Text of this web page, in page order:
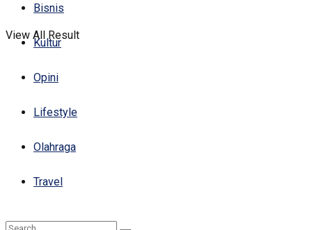
Bisnis
Kultur
Opini
Lifestyle
Olahraga
Travel
View All Result